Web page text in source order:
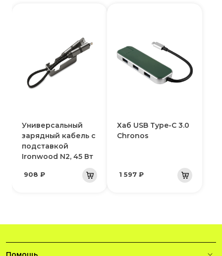
Универсальный
зарядный кабель с
подставкой
Ironwood N2, 45 Вт
908 ₽
Хаб USB Type-C 3.0
Chronos
1 597 ₽